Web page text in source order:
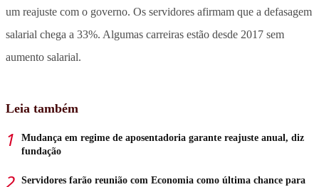
um reajuste com o governo. Os servidores afirmam que a defasagem
salarial chega a 33%. Algumas carreiras estão desde 2017 sem
aumento salarial.
Leia também
Mudança em regime de aposentadoria garante reajuste anual, diz
fundação
Servidores farão reunião com Economia como última chance para